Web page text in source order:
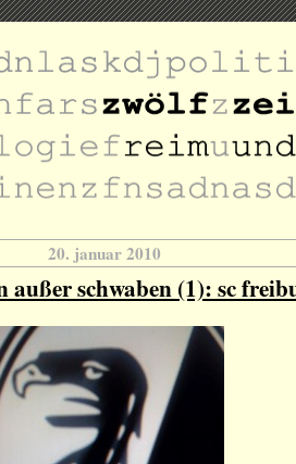
20. januar 2010
außer schwaben (1): sc